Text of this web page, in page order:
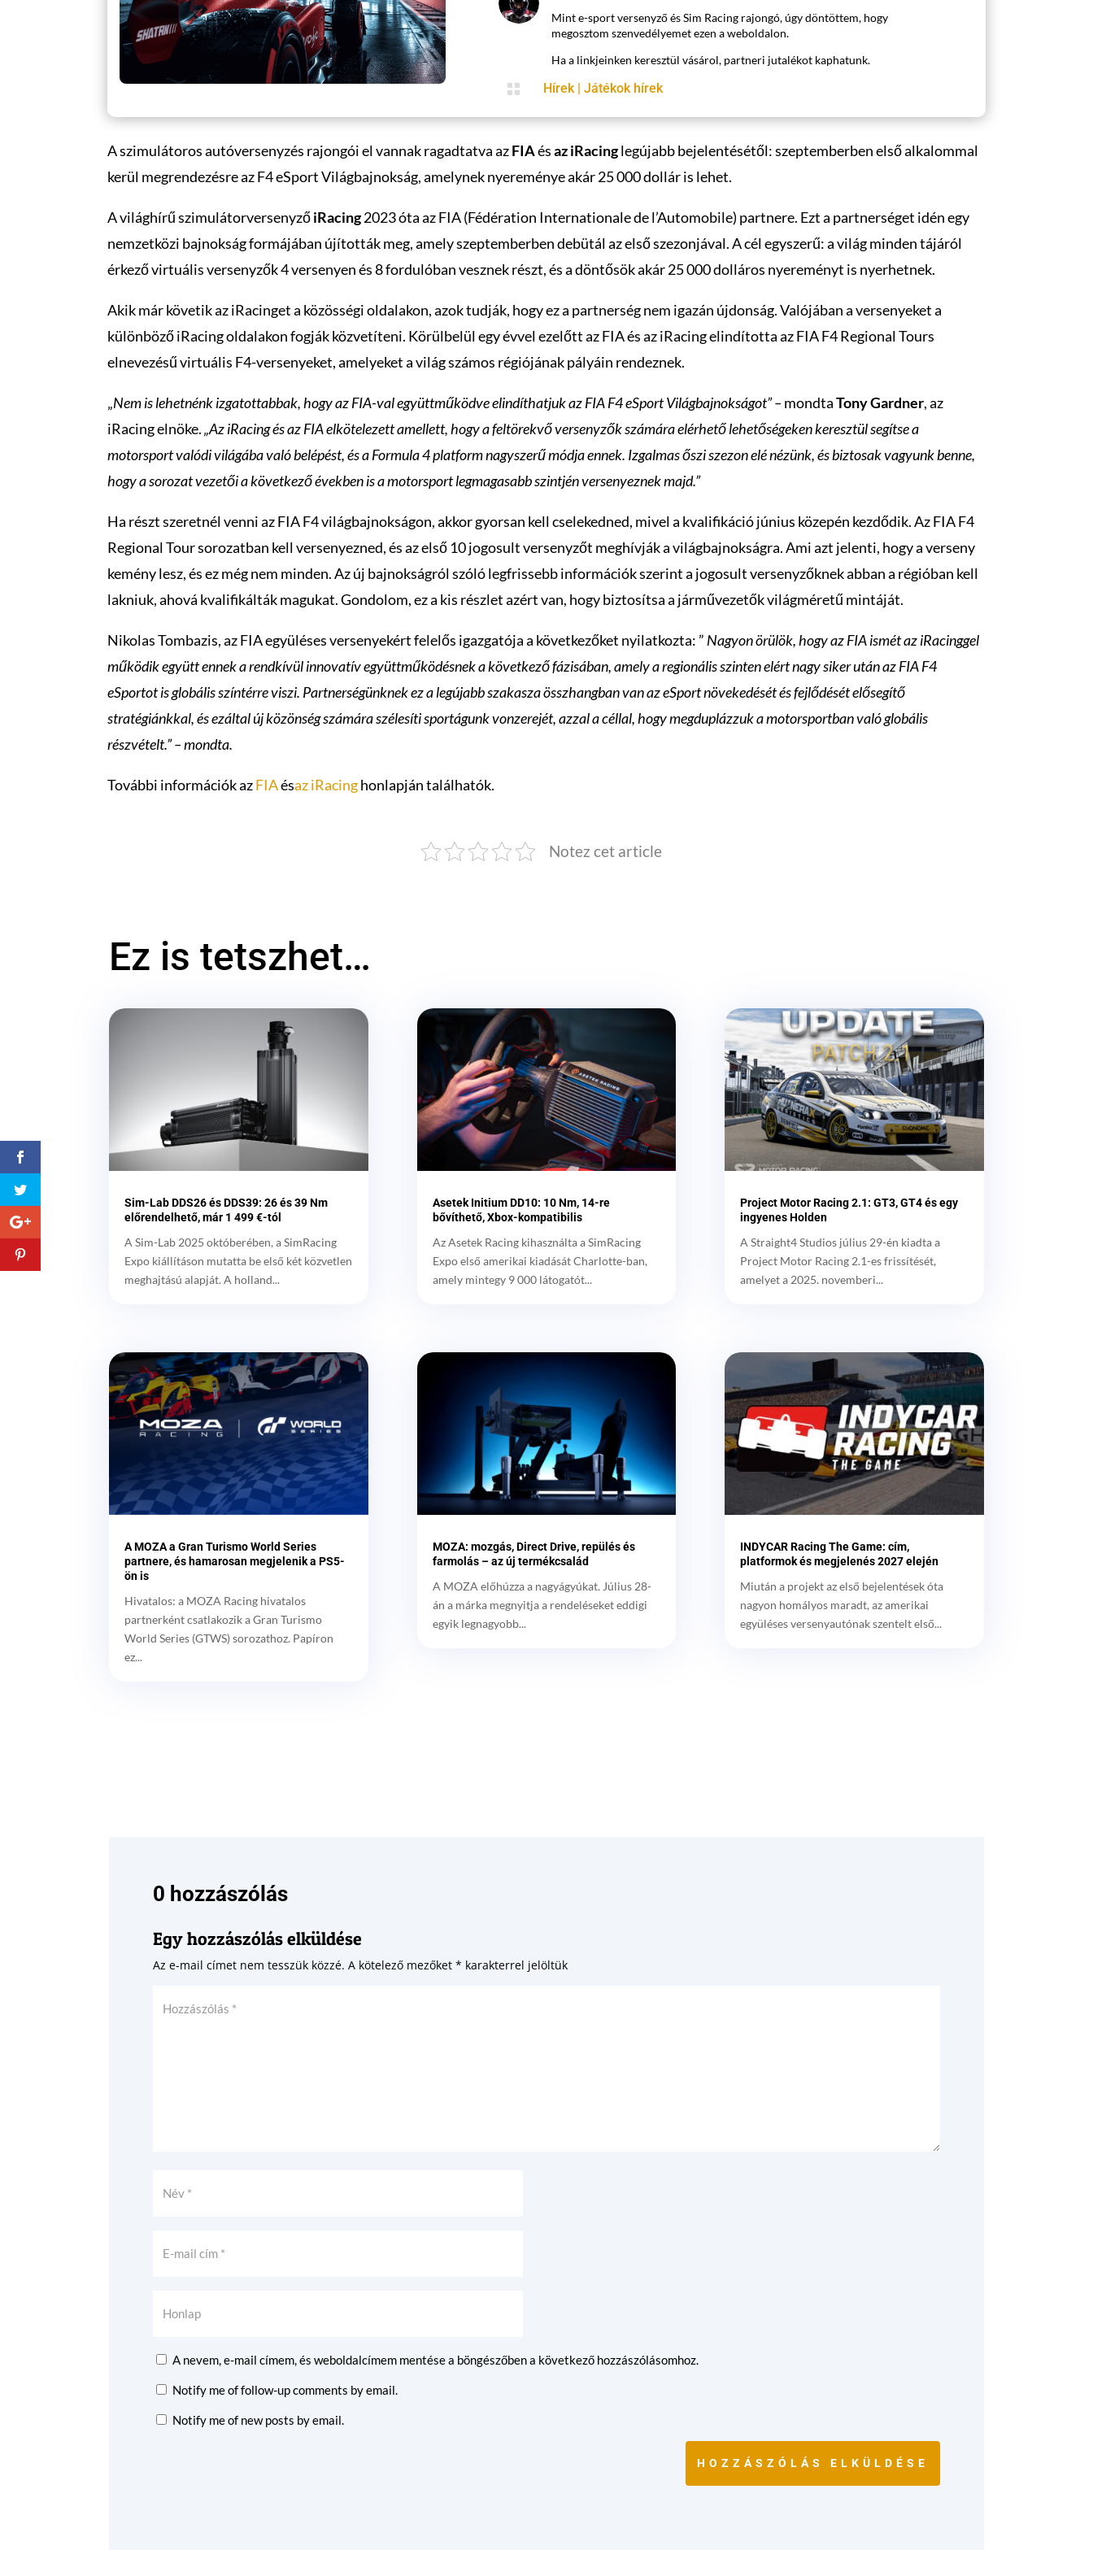
Mint e-sport versenyző és Sim Racing rajongó, úgy döntöttem, hogy
megosztom szenvedélyemet ezen a weboldalon.
Ha a linkjeinken keresztül vásárol, partneri jutalékot kaphatunk.
 Hírek|Játékok hírek
A szimulátoros autóversenyzés rajongói el vannak ragadtatva azFIAésaz iRacinglegújabb bejelentésétől: szeptemberben első alkalommal
kerül megrendezésre az F4 eSport Világbajnokság, amelynek nyereménye akár 25 000 dollár is lehet.
A világhírű szimulátorversenyzőiRacing2023 óta az FIA (Fédération Internationale de l’Automobile) partnere. Ezt a partnerséget idén egy
nemzetközi bajnokság formájában újították meg, amely szeptemberben debütál az első szezonjával. A cél egyszerű: a világ minden tájáról
érkező virtuális versenyzők 4 versenyen és 8 fordulóban vesznek részt, és a döntősök akár 25 000 dolláros nyereményt is nyerhetnek.
Akik már követik az iRacinget a közösségi oldalakon, azok tudják, hogy ez a partnerség nem igazán újdonság. Valójában a versenyeket a
különböző iRacing oldalakon fogják közvetíteni. Körülbelül egy évvel ezelőtt az FIA és az iRacing elindította az FIA F4 Regional Tours
elnevezésű virtuális F4-versenyeket, amelyeket a világ számos régiójának pályáin rendeznek.
„Nem is lehetnénk izgatottabbak, hogy az FIA-val együttműködve elindíthatjuk az FIA F4 eSport Világbajnokságot” – mondtaTony Gardner, az
iRacing elnöke.„Az iRacing és az FIA elkötelezett amellett, hogy a feltörekvő versenyzők számára elérhető lehetőségeken keresztül segítse a
motorsport valódi világába való belépést, és a Formula 4 platform nagyszerű módja ennek. Izgalmas őszi szezon elé nézünk, és biztosak vagyunk benne,
hogy a sorozat vezetői a következő években is a motorsport legmagasabb szintjén versenyeznek majd.”
Ha részt szeretnél venni az FIA F4 világbajnokságon, akkor gyorsan kell cselekedned, mivel a kvalifikáció június közepén kezdődik. Az FIA F4
Regional Tour sorozatban kell versenyezned, és az első 10 jogosult versenyzőt meghívják a világbajnokságra. Ami azt jelenti, hogy a verseny
kemény lesz, és ez még nem minden. Az új bajnokságról szóló legfrissebb információk szerint a jogosult versenyzőknek abban a régióban kell
lakniuk, ahová kvalifikálták magukat. Gondolom, ez a kis részlet azért van, hogy biztosítsa a járművezetők világméretű mintáját.
Nikolas Tombazis, az FIA együléses versenyekért felelős igazgatója a következőket nyilatkozta: ” Nagyon örülök, hogy az FIA ismét az iRacinggel
működik együtt ennek a rendkívül innovatív együttműködésnek a következő fázisában, amely a regionális szinten elért nagy siker után az FIA F4
eSportot is globális színtérre viszi. Partnerségünknek ez a legújabb szakasza összhangban van az eSport növekedését és fejlődését elősegítő
stratégiánkkal, és ezáltal új közönség számára szélesíti sportágunk vonzerejét, azzal a céllal, hogy megduplázzuk a motorsportban való globális
részvételt.” – mondta.
További információk azFIAésaz iRacinghonlapján találhatók.
Notez cet article
Ez is tetszhet…
Sim-Lab DDS26 és DDS39: 26 és 39 Nm
előrendelhető, már 1 499 €-tól
A Sim-Lab 2025 októberében, a SimRacing
Expo kiállításon mutatta be első két közvetlen
meghajtású alapját. A holland...
A MOZA a Gran Turismo World Series
partnere, és hamarosan megjelenik a PS5-
ön is
Hivatalos: a MOZA Racing hivatalos
partnerként csatlakozik a Gran Turismo
World Series (GTWS) sorozathoz. Papíron
ez...
Asetek Initium DD10: 10 Nm, 14-re
bővíthető, Xbox-kompatibilis
Az Asetek Racing kihasználta a SimRacing
Expo első amerikai kiadását Charlotte-ban,
amely mintegy 9 000 látogatót...
MOZA: mozgás, Direct Drive, repülés és
farmolás – az új termékcsalád
A MOZA előhúzza a nagyágyúkat. Július 28-
án a márka megnyitja a rendeléseket eddigi
egyik legnagyobb...
Project Motor Racing 2.1: GT3, GT4 és egy
ingyenes Holden
A Straight4 Studios július 29-én kiadta a
Project Motor Racing 2.1-es frissítését,
amelyet a 2025. novemberi...
INDYCAR Racing The Game: cím,
platformok és megjelenés 2027 elején
Miután a projekt az első bejelentések óta
nagyon homályos maradt, az amerikai
együléses versenyautónak szentelt első...
0 hozzászólás
Egy hozzászólás elküldése
Az e-mail címet nem tesszük közzé. A kötelező mezőket* karakterrel jelöltük
A nevem, e-mail címem, és weboldalcímem mentése a böngészőben a következő hozzászólásomhoz.
Notify me of follow-up comments by email.
Notify me of new posts by email.
HOZZÁSZÓLÁS ELKÜLDÉSE